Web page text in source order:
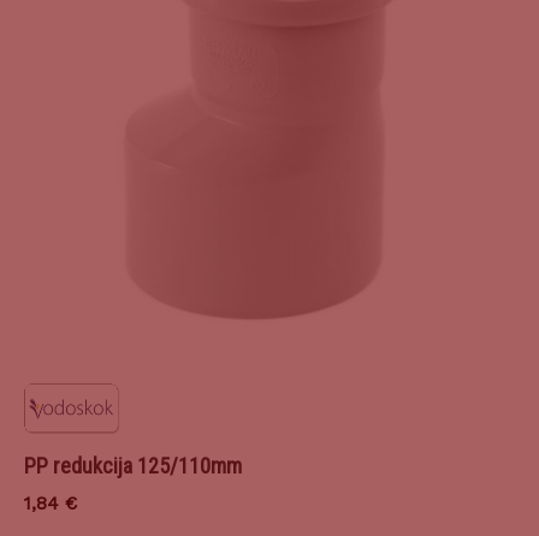
PP redukcija 125/110mm
1,84 €